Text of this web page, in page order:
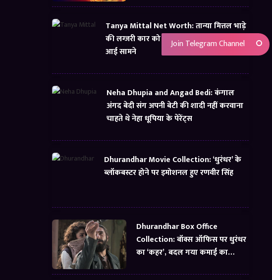
Tanya Mittal Net Worth: तान्या मित्तल भाड़े
की लग्जरी कार को बता रही थी अपना, यूं सच्चाई
आई सामने
Neha Dhupia and Angad Bedi: कंगाल
अंगद बेदी संग अपनी बेटी की शादी नहीं करवाना
चाहते थे नेहा धूपिया के पेरेंट्स
Dhurandhar Movie Collection: ‘धुरंधर’ के
ब्लॉकबस्टर होने पर इमोशनल हुए रणवीर सिंह
Dhurandhar Box Office
Collection: बॉक्स ऑफिस पर धुरंधर
का ‘कहर’, बदल गया कमाई का
Join Telegram Channel